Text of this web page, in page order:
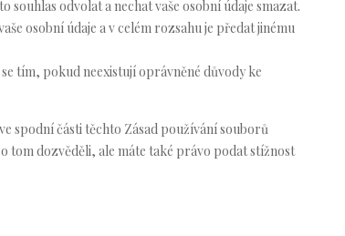
odvolat a nechat vaše osobní údaje smazat.
osobní údaje a v celém rozsahu je předat jinému
tím, pokud neexistují oprávněné důvody ke
spodní části těchto Zásad používání souborů
tom dozvěděli, ale máte také právo podat stížnost